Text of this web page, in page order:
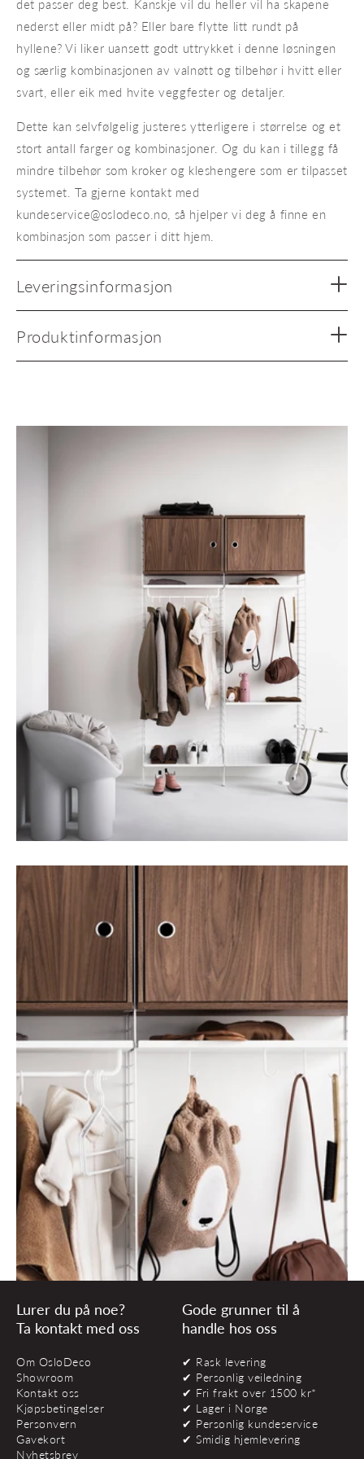
det passer deg best. Kanskje vil du heller vil ha skapene
nederst eller midt på? Eller bare flytte litt rundt på
hyllene? Vi liker uansett godt uttrykket i denne løsningen
og særlig kombinasjonen av valnøtt og tilbehør i hvitt eller
svart, eller eik med hvite veggfester og detaljer.
Dette kan selvfølgelig justeres ytterligere i størrelse og et
stort antall farger og kombinasjoner. Og du kan i tillegg få
mindre tilbehør som kroker og kleshengere som er tilpasset
systemet. Ta gjerne kontakt med
kundeservice@oslodeco.no, så hjelper vi deg å finne en
kombinasjon som passer i ditt hjem.
Leveringsinformasjon
Produktinformasjon
Lurer du på noe?
Ta kontakt med oss
Om OsloDeco
Showroom
Kontakt oss
Kjøpsbetingelser
Personvern
Gavekort
Nyhetsbrev
Gode grunner til å
handle hos oss
✔ Rask levering
✔ Personlig veiledning
✔ Fri frakt over 1500 kr*
✔ Lager i Norge
✔ Personlig kundeservice
✔ Smidig hjemlevering